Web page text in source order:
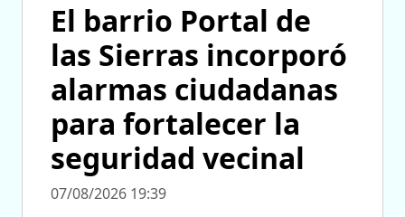
El barrio Portal de
las Sierras incorporó
alarmas ciudadanas
para fortalecer la
seguridad vecinal
07/08/2026 19:39